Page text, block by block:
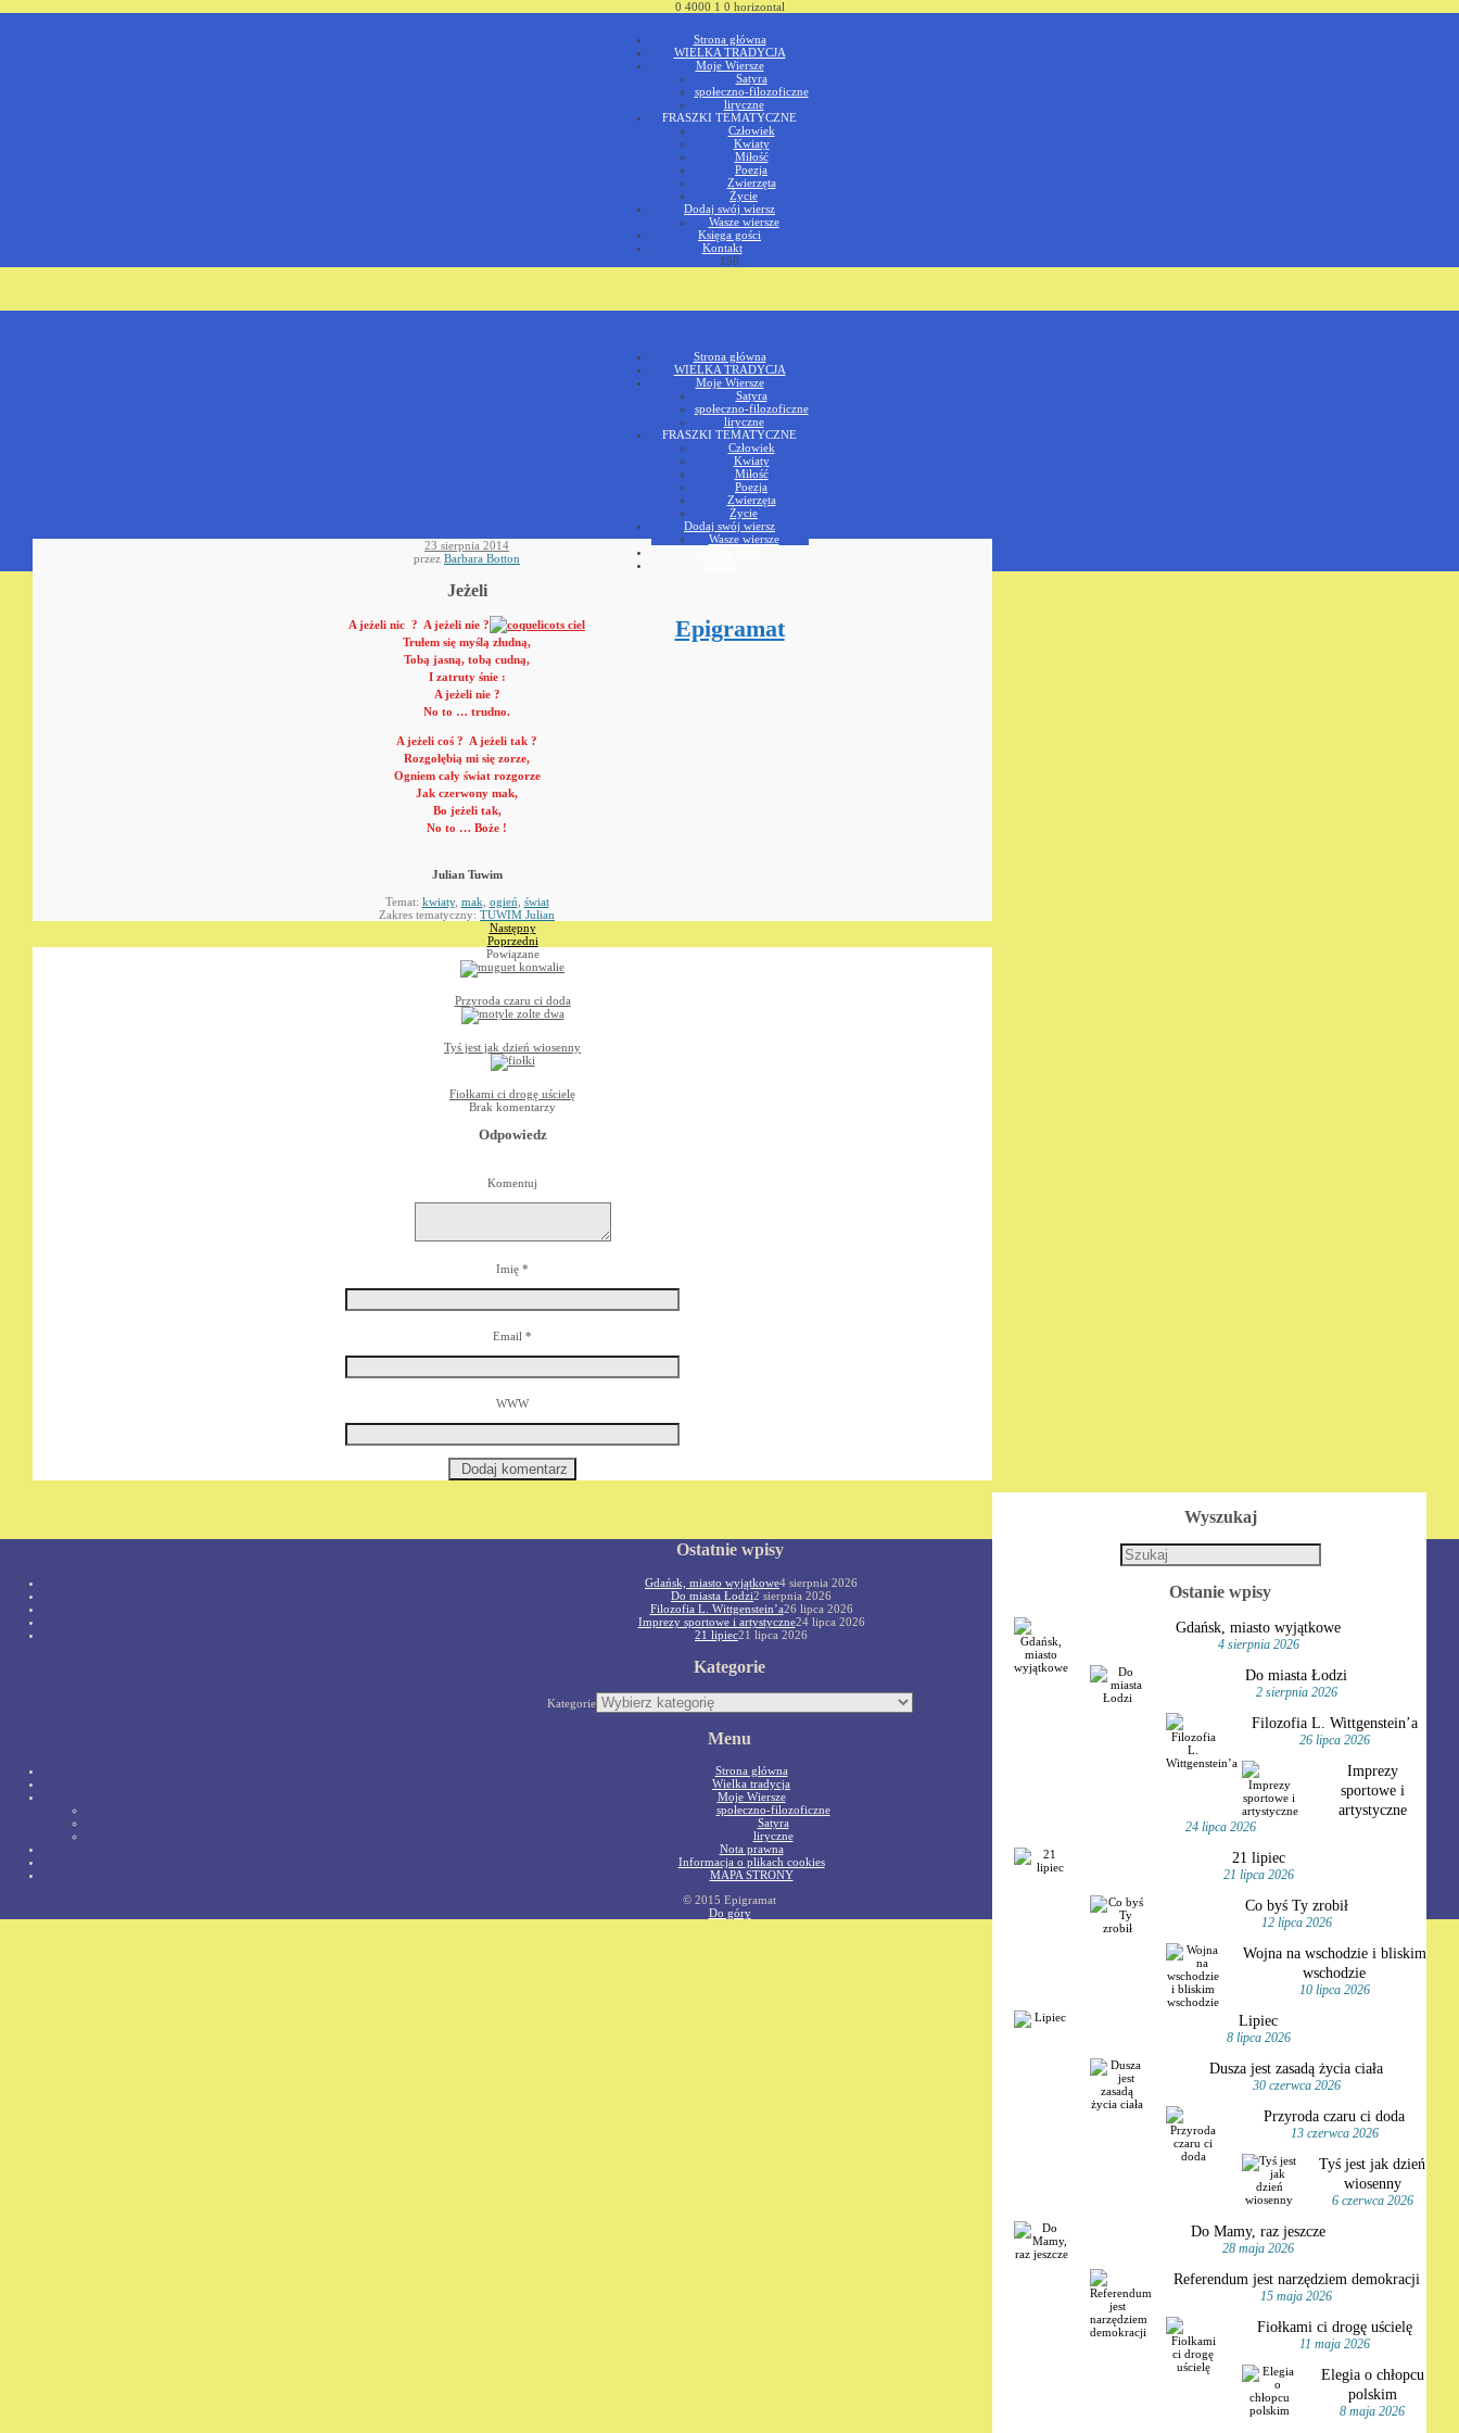
0 4000 1 0 horizontal
Strona główna
WIELKA TRADYCJA
Moje Wiersze
Satyra
społeczno-filozoficzne
liryczne
FRASZKI TEMATYCZNE
Człowiek
Kwiaty
Miłość
Poezja
Zwierzęta
Życie
Dodaj swój wiersz
Wasze wiersze
Księga gości
Kontakt
150
Strona główna
WIELKA TRADYCJA
Moje Wiersze
Satyra
społeczno-filozoficzne
liryczne
FRASZKI TEMATYCZNE
Człowiek
Kwiaty
Miłość
Poezja
Zwierzęta
Życie
Dodaj swój wiersz
Wasze wiersze
Epigramat
23 sierpnia 2014
przez Barbara Botton
Jeżeli
A jeżeli nic ? A jeżeli nie ?
Trułem się myślą złudną,
Tobą jasną, tobą cudną,
I zatruty śnie :
A jeżeli nie ?
No to … trudno.
A jeżeli coś ? A jeżeli tak ?
Rozgołębią mi się zorze,
Ogniem cały świat rozgorze
Jak czerwony mak,
Bo jeżeli tak,
No to … Boże !
Julian Tuwim
Temat: kwiaty, mak ogień świat
Zakres tematyczny: TUWIM Julian
Następny
Poprzedni
Powiązane
Przyroda czaru ci doda
Tyś jest jak dzień wiosenny
Fiołkami ci drogę uścielę
Brak komentarzy
Odpowiedz
Komentuj
Imię *
Email *
WWW
Wyszukaj
Ostanie wpisy
Gdańsk, miasto wyjątkowe
4 sierpnia 2026
Do miasta Łodzi
2 sierpnia 2026
Filozofia L. Wittgenstein’a
26 lipca 2026
Imprezy
sportowe i
artystyczne
24 lipca 2026
21 lipiec
21 lipca 2026
Co byś Ty zrobił
12 lipca 2026
Wojna na wschodzie i bliskim
wschodzie
10 lipca 2026
Lipiec
8 lipca 2026
Dusza jest zasadą życia ciała
30 czerwca 2026
Przyroda czaru ci doda
13 czerwca 2026
Tyś jest jak dzień
wiosenny
6 czerwca 2026
Do Mamy, raz jeszcze
28 maja 2026
Referendum jest narzędziem demokracji
15 maja 2026
Fiołkami ci drogę uścielę
11 maja 2026
Elegia o chłopcu
polskim
8 maja 2026
Ostatnie wpisy
Gdańsk, miasto wyjątkowe4 sierpnia 2026
Do miasta Łodzi2 sierpnia 2026
Filozofia L. Wittgenstein’a26 lipca 2026
Imprezy sportowe i artystyczne24 lipca 2026
21 lipiec21 lipca 2026
Kategorie
Kategorie
Menu
Strona główna
Wielka tradycja
Moje Wiersze
społeczno-filozoficzne
Satyra
liryczne
Nota prawna
Informacja o plikach cookies
MAPA STRONY
© 2015 Epigramat
Do góry